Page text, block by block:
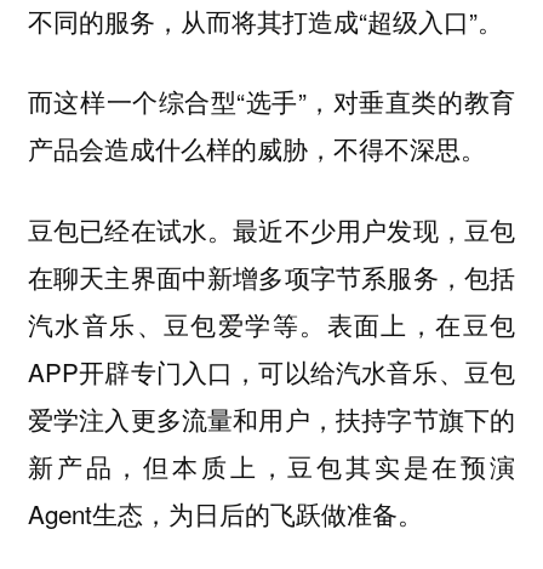
不同的服务，从而将其打造成“超级入口”。
而这样一个综合型“选手”，对垂直类的教育
产品会造成什么样的威胁，不得不深思。
豆包已经在试水。最近不少用户发现，豆包
在聊天主界面中新增多项字节系服务，包括
汽水音乐、豆包爱学等。表面上，在豆包
APP开辟专门入口，可以给汽水音乐、豆包
爱学注入更多流量和用户，扶持字节旗下的
新产品，但本质上，豆包其实是在预演
Agent生态，为日后的飞跃做准备。